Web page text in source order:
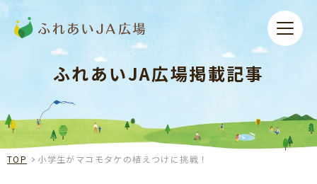
ふれあいJA広場掲載記事
TOP 小学生がマコモタケの植えつけに挑戦！